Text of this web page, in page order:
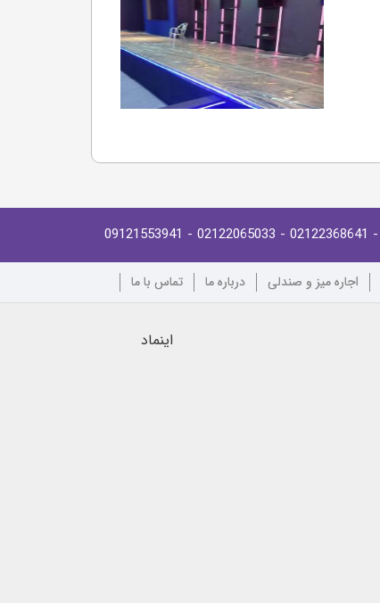
- 02122368641
- 02122065033
- 09121553941
اجاره میز و صندلی درباره ما تماس با ما
اینماد